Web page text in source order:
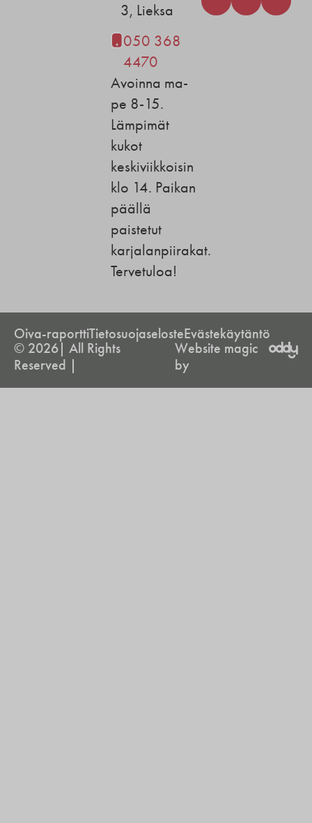
3, Lieksa
050 368
4470
Avoinna ma-
pe 8-15.
Lämpimät
kukot
keskiviikkoisin
klo 14. Paikan
päällä
paistetut
karjalanpiirakat.
Tervetuloa!
Oiva-raporttiTietosuojaselosteEvästekäytäntö
© 2026| All Rights
Reserved |
Website magic
by